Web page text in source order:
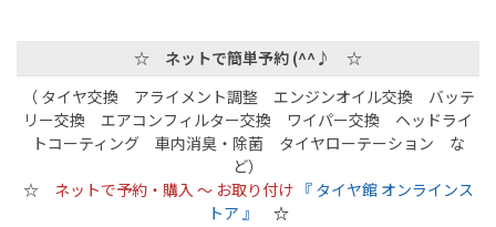
☆ ネットで簡単予約 (^^♪ ☆
（ タイヤ交換 アライメント調整 エンジンオイル交換 バッテ
リー交換 エアコンフィルター交換 ワイパー交換 ヘッドライ
トコーティング 車内消臭・除菌 タイヤローテーション な
ど）
☆ ネットで予約・購入 ～ お取り付け 『 タイヤ館 オンラインス
トア 』 ☆